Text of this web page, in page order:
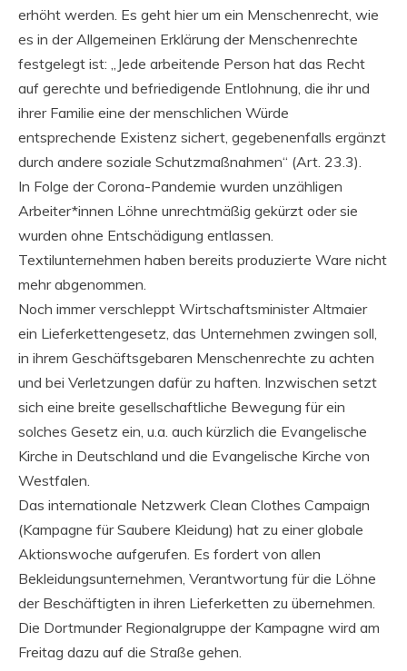
erhöht werden. Es geht hier um ein Menschenrecht, wie
es in der Allgemeinen Erklärung der Menschenrechte
festgelegt ist: „Jede arbeitende Person hat das Recht
auf gerechte und befriedigende Entlohnung, die ihr und
ihrer Familie eine der menschlichen Würde
entsprechende Existenz sichert, gegebenenfalls ergänzt
durch andere soziale Schutzmaßnahmen“ (Art. 23.3).
In Folge der Corona-Pandemie wurden unzähligen
Arbeiter*innen Löhne unrechtmäßig gekürzt oder sie
wurden ohne Entschädigung entlassen.
Textilunternehmen haben bereits produzierte Ware nicht
mehr abgenommen.
Noch immer verschleppt Wirtschaftsminister Altmaier
ein Lieferkettengesetz, das Unternehmen zwingen soll,
in ihrem Geschäftsgebaren Menschenrechte zu achten
und bei Verletzungen dafür zu haften. Inzwischen setzt
sich eine breite gesellschaftliche Bewegung für ein
solches Gesetz ein, u.a. auch kürzlich die Evangelische
Kirche in Deutschland und die Evangelische Kirche von
Westfalen.
Das internationale Netzwerk Clean Clothes Campaign
(Kampagne für Saubere Kleidung) hat zu einer globale
Aktionswoche aufgerufen. Es fordert von allen
Bekleidungsunternehmen, Verantwortung für die Löhne
der Beschäftigten in ihren Lieferketten zu übernehmen.
Die Dortmunder Regionalgruppe der Kampagne wird am
Freitag dazu auf die Straße gehen.